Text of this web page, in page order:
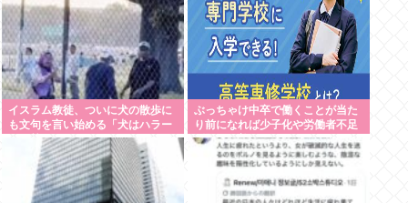
イスラム教徒、ついに犬の散歩に
も文句を言い始める「犬はハラー
ム（禁忌）だ」
ぶっちゃけ中卒で働くことが当た
り前になれば少子化や労働者不足
問題は改善するよな